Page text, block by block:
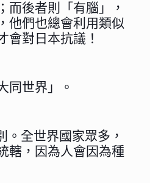
後者則「有腦」，
他們也總會利用類似
對日本抗議！
同世界」。
全世界國家眾多，
轄，因為人會因為種